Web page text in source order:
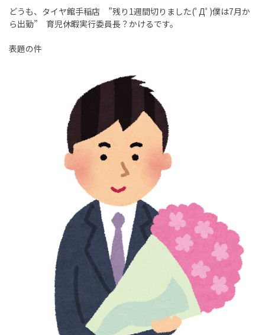
どうも、タイヤ館手稲店 ”残り1週間切りました(ﾟДﾟ)僕は7月か
ら出勤” 育児休暇実行委員長？かけるです。
表題の件